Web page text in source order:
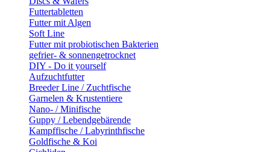
Futtertabletten
Futter mit Algen
Soft Line
Futter mit probiotischen Bakterien
gefrier- & sonnengetrocknet
DIY - Do it yourself
Aufzuchtfutter
Breeder Line / Zuchtfische
Garnelen & Krustentiere
Nano- / Minifische
Guppy / Lebendgebärende
Kampffische / Labyrinthfische
Goldfische & Koi